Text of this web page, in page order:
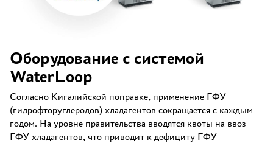
Оборудование с системой
WaterLoop
Согласно Кигалийской поправке, применение ГФУ
(гидрофторуглеродов) хладагентов сокращается с каждым
годом. На уровне правительства вводятся квоты на ввоз
ГФУ хладагентов, что приводит к дефициту ГФУ